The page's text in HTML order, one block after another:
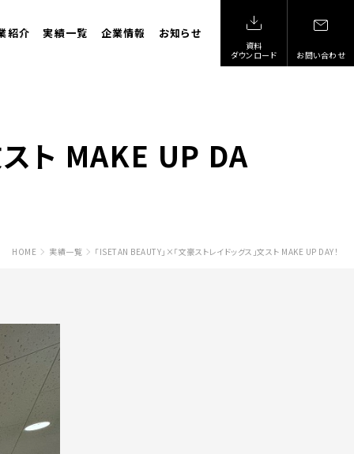
紹介 実績一覧 企業情報 お知らせ
資料
ダウンロード
お問い合わせ
スト MAKE UP DA
HOME 実績一覧 「ISETAN BEAUTY」×「文豪ストレイドッグス」文スト MAKE UP DAY！